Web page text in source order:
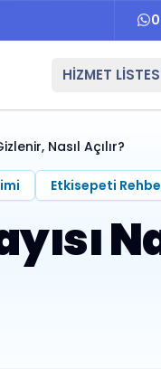
HİZMET
Nasıl Açılır?
Etkisepeti